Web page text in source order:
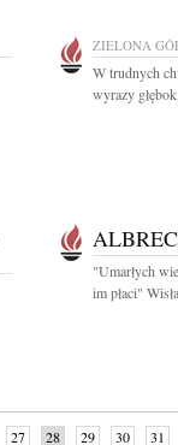
ZIELONA
W trudnych
wyrazy
"Umarłych
im płaci"
27 28 29 30 31